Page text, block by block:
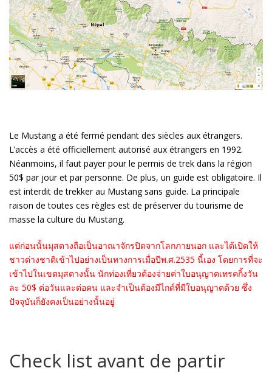
Le Mustang a été fermé pendant des siècles aux étrangers.
L’accès a été officiellement autorisé aux étrangers en 1992.
Néanmoins, il faut payer pour le permis de trek dans la région
50$ par jour et par personne. De plus, un guide est obligatoire. Il
est interdit de trekker au Mustang sans guide. La principale
raison de toutes ces règles est de préserver du tourisme de
masse la culture du Mustang.
แต่ก่อนนั้นมุสตางถือเป็นอาณาจักรปิดจากโลกภายนอก และได้เปิดให้
ชาวต่างชาติเข้าไปอย่างเป็นทางการเมื่อปีพ.ศ.2535 นี้เอง โดยการที่จะ
เข้าไปในเขตมุสตางนั้น นักท่องเที่ยวต้องจ่ายค่าใบอนุญาตเทรคกิ้งวัน
ละ 50$ ต่อวันและต่อคน และจำเป็นต้องมีไกด์ที่มีใบอนุญาตด้วย ซึ่ง
ปัจจุบันก็ยังคงเป็นอย่างนั้นอยู่
Check list avant de partir